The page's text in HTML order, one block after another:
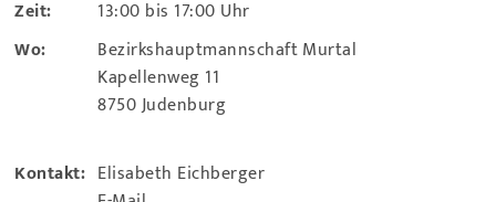
Zeit:
13:00 bis 17:00 Uhr
Wo:
Bezirkshauptmannschaft Murtal
Kapellenweg 11
8750 Judenburg
Kontakt: Elisabeth Eichberger